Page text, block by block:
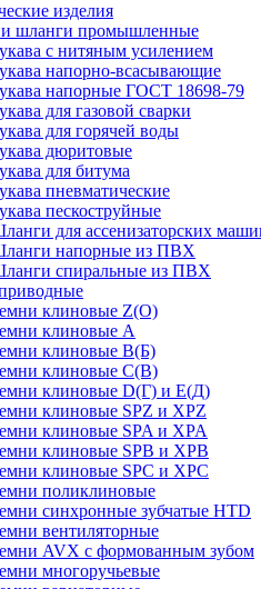
изделия
и шланги промышленные
с нитяным усилением
напорно-всасывающие
напорные ГОСТ 18698-79
для газовой сварки
для горячей воды
дюритовые
для битума
пневматические
пескоструйные
для ассенизаторских
напорные из ПВХ
спиральные из ПВХ
клиновые Z(О)
клиновые А
клиновые В(Б)
клиновые С(В)
клиновые D(Г) и Е(Д)
клиновые SPZ и XPZ
клиновые SPA и XPA
клиновые SPB и XPB
клиновые SPC и XPC
поликлиновые
синхронные зубчатые HTD
вентиляторные
AVX с формованным зубом
многоручьевые